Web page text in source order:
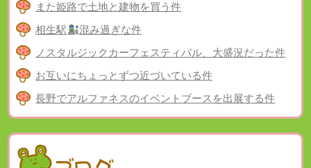
また姫路で土地と建物を買う件
相生駅
混み過ぎな件
ノスタルジックカーフェスティバル、大盛況だった件
お互いにちょっとずつ近づいている件
長野でアルファネスのイベントブースを出展する件